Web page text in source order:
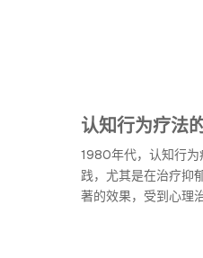
认知行为疗法
1980年代，认知行为
践，尤其是在治疗抑
著的效果，受到心理